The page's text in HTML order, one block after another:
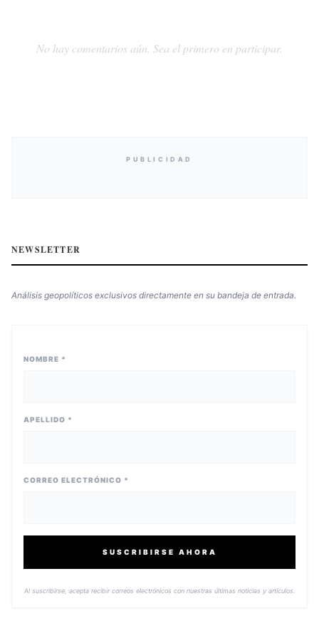
No hay comentarios aún. Sea el primero en participar.
PUBLICIDAD
NEWSLETTER
Análisis geopolíticos exclusivos directamente en su bandeja de entrada.
NOMBRE *
APELLIDO *
CORREO ELECTRÓNICO *
SUSCRIBIRSE AHORA
Al suscribirse, acepta recibir correos electrónicos con nuestras últimas noticias y artículos.